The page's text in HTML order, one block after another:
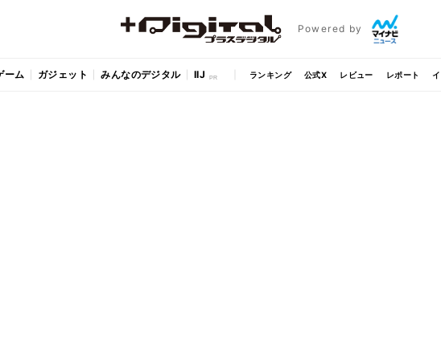
Powered by
ーム ガジェット みんなのデジタル IIJ ランキング 公式X レビュー レポート